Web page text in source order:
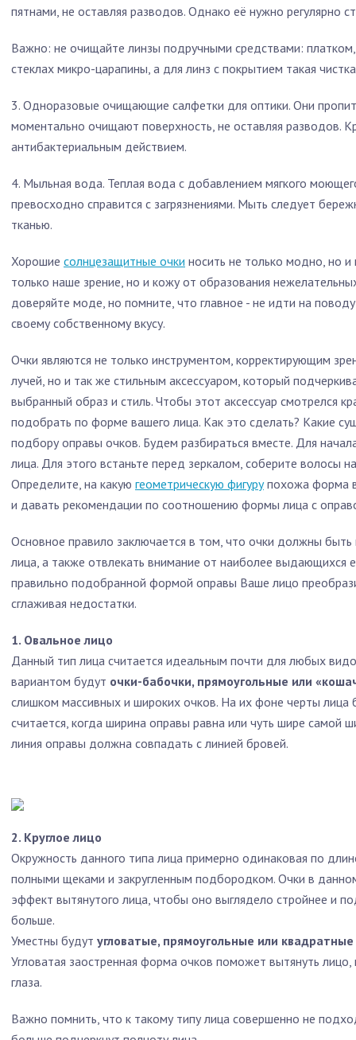
пятнами, не оставляя разводов. Однако её нужно регулярно
Важно: не очищайте линзы подручными средствами:
стеклах микро-царапины, а для линз с покрытием такая
3. Одноразовые очищающие салфетки для оптики. Они
моментально очищают поверхность, не оставляя разводов.
антибактериальным действием.
4. Мыльная вода. Теплая вода с добавлением мягкого
превосходно справится с загрязнениями. Мыть следует
тканью.
Хорошие солнцезащитные очки носить не только модно, но
только наше зрение, но и кожу от образования
доверяйте моде, но помните, что главное - не идти на
своему собственному вкусу.
Очки являются не только инструментом, корректирующим
лучей, но и так же стильным аксессуаром, который
выбранный образ и стиль. Чтобы этот аксессуар смотрелся
подобрать по форме вашего лица. Как это сделать? Какие
подбору оправы очков. Будем разбираться вместе. Для
лица. Для этого встаньте перед зеркалом, соберите волосы
Определите, на какую геометрическую фигурупохожа форма
и давать рекомендации по соотношению формы лица с
Основное правило заключается в том, что очки должны
лица, а также отвлекать внимание от наиболее выдающихся
правильно подобранной формой оправы Ваше лицо
сглаживая недостатки.
1. Овальное лицо
Данный тип лица считается идеальным почти для любых
вариантом будут очки-бабочки, прямоугольные или
слишком массивных и широких очков. На их фоне черты лица
считается, когда ширина оправы равна или чуть шире самой
линия оправы должна совпадать с линией бровей.
2. Круглое лицо
Окружность данного типа лица примерно одинаковая по
полными щеками и закругленным подбородком. Очки в
эффект вытянутого лица, чтобы оно выглядело стройнее и
больше.
Уместны будут угловатые, прямоугольные или
Угловатая заостренная форма очков поможет вытянуть лицо,
глаза.
Важно помнить, что к такому типу лица совершенно не